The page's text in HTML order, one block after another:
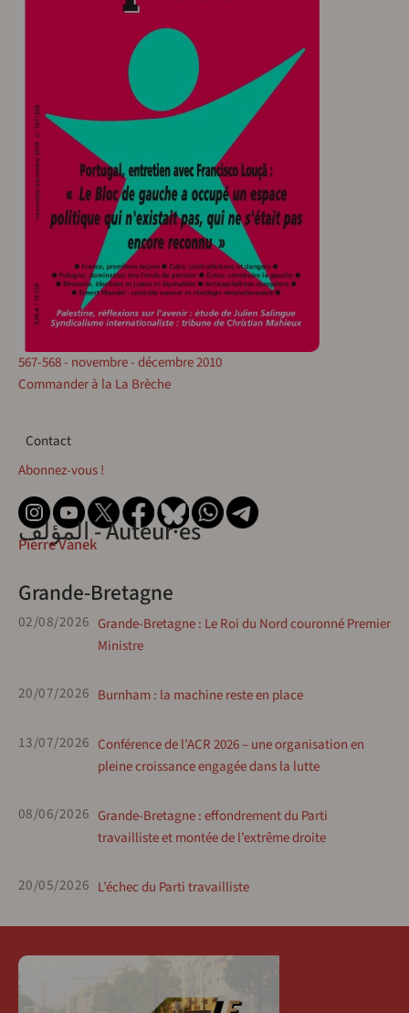
567-568 - novembre - décembre 2010
Commander à la La Brèche
Contact
Contact
Abonnez-vous !
المؤلف - Auteur·esPierre Vanek
Grande-Bretagne
02/08/2026 Grande-Bretagne : Le Roi du Nord couronné Premier
Ministre
20/07/2026 Burnham : la machine reste en place
13/07/2026 Conférence de l’ACR 2026 – une organisation en
pleine croissance engagée dans la lutte
08/06/2026 Grande-Bretagne : effondrement du Parti
travailliste et montée de l’extrême droite
20/05/2026 L’échec du Parti travailliste